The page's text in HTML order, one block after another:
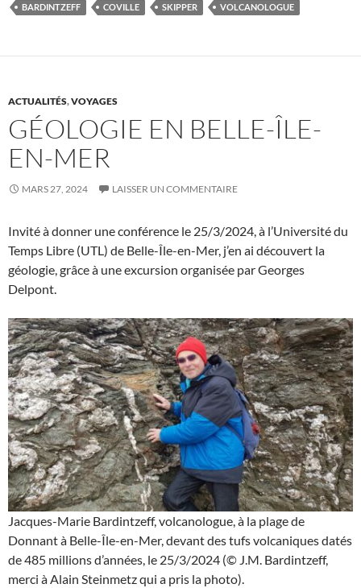
BARDINTZEFF COVILLE SKIPPER VOLCANOLOGUE
ACTUALITÉS,VOYAGES
GÉOLOGIE EN BELLE-ÎLE-
EN-MER
MARS 27, 2024 LAISSER UN COMMENTAIRE
Invité à donner une conférence le 25/3/2024, à l’Université du
Temps Libre (UTL) de Belle-Île-en-Mer, j’en ai découvert la
géologie, grâce à une excursion organisée par Georges
Delpont.
Jacques-Marie Bardintzeff, volcanologue, à la plage de
Donnant à Belle-Île-en-Mer, devant des tufs volcaniques datés
de 485 millions d’années, le 25/3/2024 (© J.M. Bardintzeff,
merci à Alain Steinmetz qui a pris la photo).